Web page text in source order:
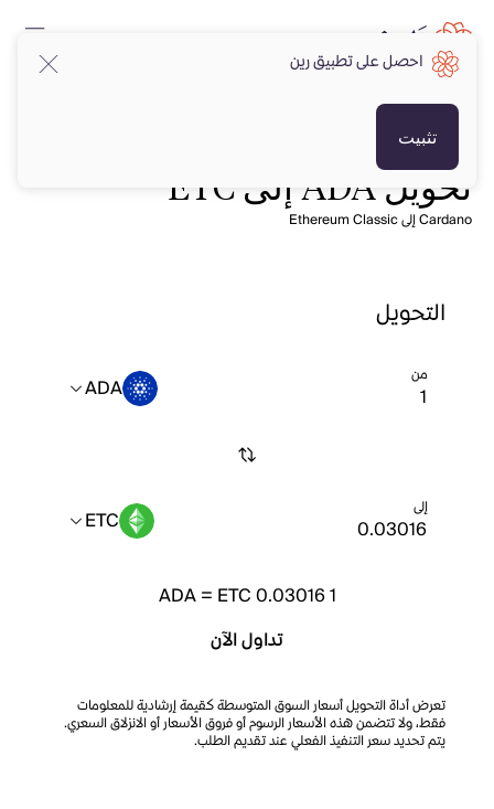
تحويل ADA إلى ETC
Cardano إلى Ethereum Classic
التحويل
من ADA
إلى ETC
1
ADA= ETC 0.03016
تداول الآن
تعرض أداة التحويل أسعار السوق المتوسطة كقيمة إرشادية للمعلومات
فقط، ولا تتضمن هذه الأسعار الرسوم أو فروق الأسعار أو الانزلاق السعري.
يتم تحديد سعر التنفيذ الفعلي عند تقديم الطلب.
احصل على تطبيق رين
تثبيت